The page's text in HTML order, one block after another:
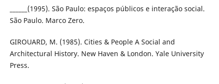
______(1995). São Paulo: espaços públicos e interação social.
São Paulo. Marco Zero.
GIROUARD, M. (1985). Cities & People A Social and
Architectural History. New Haven & London. Yale University
Press.